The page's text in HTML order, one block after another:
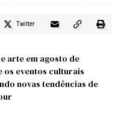
Twitter
arte em agosto de
os eventos culturais
novas tendências de